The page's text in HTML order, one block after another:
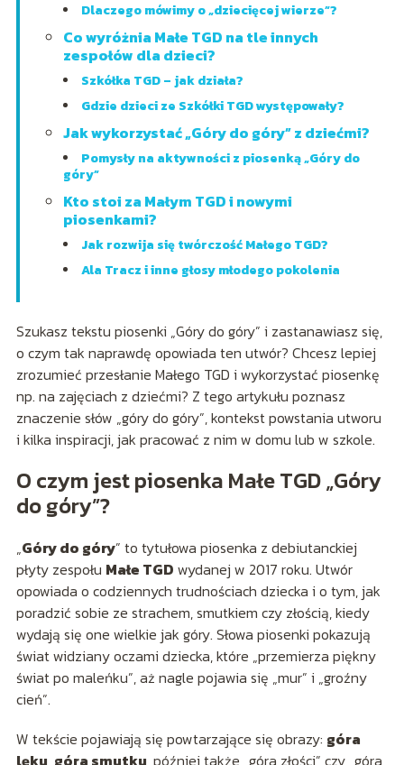
Dlaczego mówimy o „dziecięcej wierze”?
Co wyróżnia Małe TGD na tle innych
zespołów dla dzieci?
Szkółka TGD – jak działa?
Gdzie dzieci ze Szkółki TGD występowały?
Jak wykorzystać „Góry do góry” z dziećmi?
Pomysły na aktywności z piosenką „Góry do
góry”
Kto stoi za Małym TGD i nowymi
piosenkami?
Jak rozwija się twórczość Małego TGD?
Ala Tracz i inne głosy młodego pokolenia
Szukasz tekstu piosenki „Góry do góry” i zastanawiasz się,
o czym tak naprawdę opowiada ten utwór? Chcesz lepiej
zrozumieć przesłanie Małego TGD i wykorzystać piosenkę
np. na zajęciach z dziećmi? Z tego artykułu poznasz
znaczenie słów „góry do góry”, kontekst powstania utworu
i kilka inspiracji, jak pracować z nim w domu lub w szkole.
O czym jest piosenka Małe TGD „Góry
do góry”?
„Góry do góry” to tytułowa piosenka z debiutanckiej
płyty zespołu Małe TGD wydanej w 2017 roku. Utwór
opowiada o codziennych trudnościach dziecka i o tym, jak
poradzić sobie ze strachem, smutkiem czy złością, kiedy
wydają się one wielkie jak góry. Słowa piosenki pokazują
świat widziany oczami dziecka, które „przemierza piękny
świat po maleńku”, aż nagle pojawia się „mur” i „groźny
cień”.
W tekście pojawiają się powtarzające się obrazy: góra